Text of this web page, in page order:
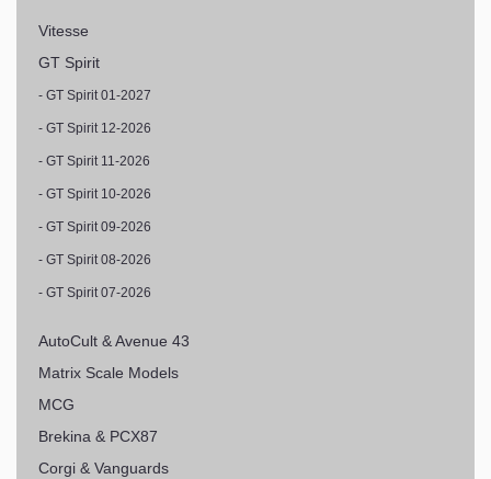
Vitesse
GT Spirit
- GT Spirit 01-2027
- GT Spirit 12-2026
- GT Spirit 11-2026
- GT Spirit 10-2026
- GT Spirit 09-2026
- GT Spirit 08-2026
- GT Spirit 07-2026
AutoCult & Avenue 43
Matrix Scale Models
MCG
Brekina & PCX87
Corgi & Vanguards